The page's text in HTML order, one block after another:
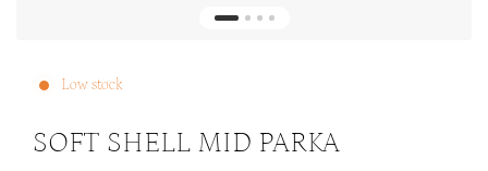
Low stock
SOFT SHELL MID PARKA